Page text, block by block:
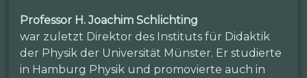
Professor H. Joachim Schlichting
war zuletzt Direktor des Instituts für Didaktik
der Physik der Universität Münster. Er studierte
in Hamburg Physik und promovierte auch in